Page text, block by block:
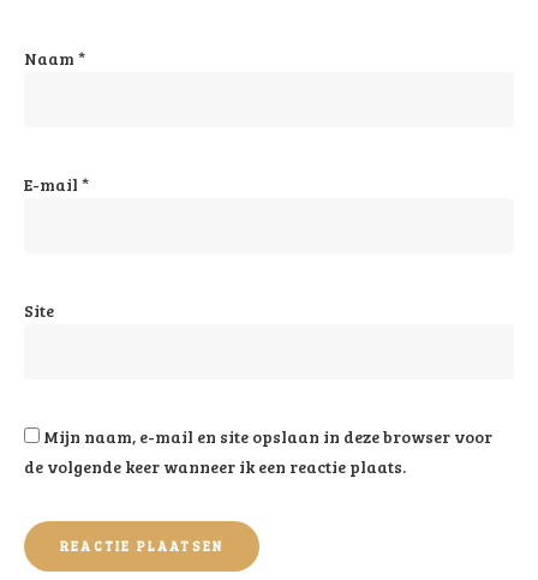
Naam *
E-mail *
Site
Mijn naam, e-mail en site opslaan in deze browser voor
de volgende keer wanneer ik een reactie plaats.